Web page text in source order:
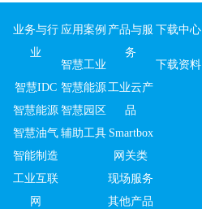
业务与行
业
智慧IDC
智慧能源
智慧油气
智能制造
工业互联
网
应用案例
智慧工业
智慧能源
智慧园区
辅助工具
产品与服
务
工业云产
品
Smartbox
网关类
现场服务
其他产品
下载中心
下载资料